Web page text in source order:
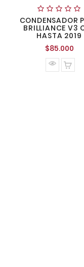
CONDENSADOR
BRILLIANCE V3
HASTA 2019
$85.000